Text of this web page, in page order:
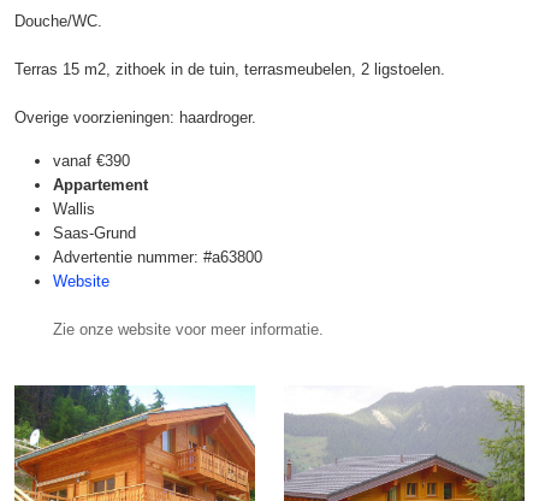
Douche/WC.
Terras 15 m2, zithoek in de tuin, terrasmeubelen, 2 ligstoelen.
Overige voorzieningen: haardroger.
vanaf €390
Appartement
Wallis
Saas-Grund
Advertentie nummer: #a63800
Website
Zie onze website voor meer informatie.